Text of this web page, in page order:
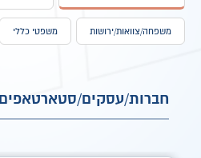
משפחה/צוואות/ירושות משפטי כללי
חברות/עסקים/סטארטאפים